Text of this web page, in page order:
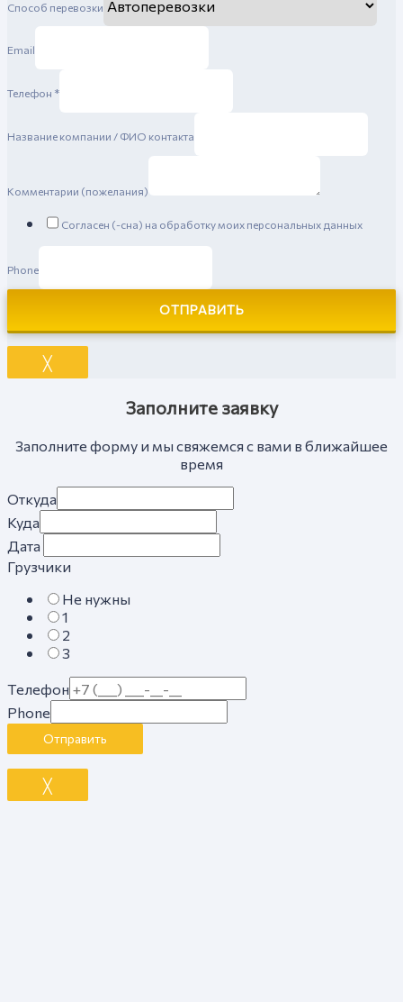
Способ перевозки
Email
Телефон *
Название компании / ФИО контакта
Комментарии (пожелания)
Согласен (-сна) на обработку моих персональных данных
Phone
ОТПРАВИТЬ
╳
Заполните заявку
Заполните форму и мы свяжемся с вами в ближайшее
время
Откуда
Куда
Дата
Грузчики
Не нужны
1
2
3
Телефон
Phone
Отправить
╳